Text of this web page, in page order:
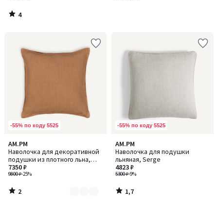
4
/
-55% по коду 5525
AM.PM
Наволочка для декоративной
подушки из плотного льна,
Boreo / Борео
9800 ₽-25%
7350 ₽
2
/
5
Количество
цветов:
2
2
/
-55% по коду 5525
AM.PM
Наволочка для подушки
льняная, Serge
5300 ₽-9%
4823 ₽
1,7
/ 5
1,7
/